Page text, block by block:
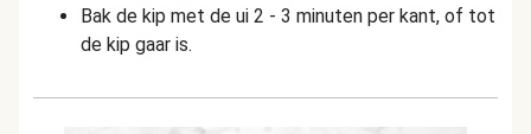
Bak de kip met de ui 2 - 3 minuten per kant, of tot
de kip gaar is.